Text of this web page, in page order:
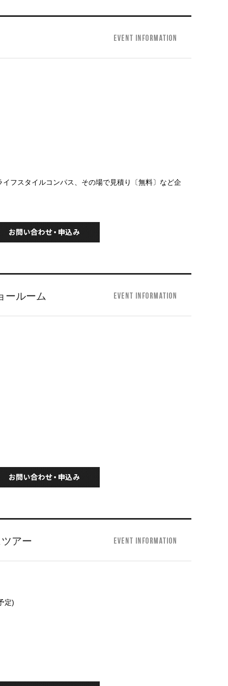
フスタイルコンパス、その場で見積り〔無料〕など企
ールーム
アー
定)